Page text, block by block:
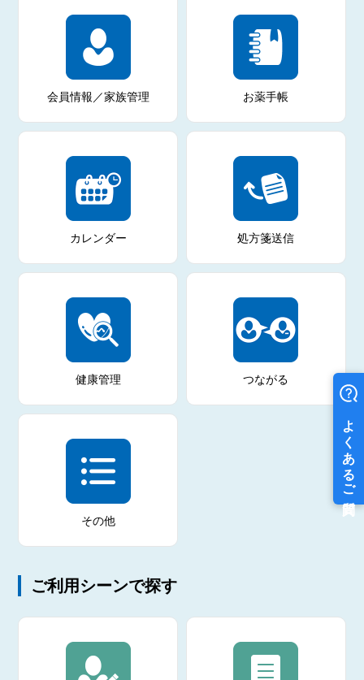
会員情報／家族管理 お薬手帳
カレンダー 処方箋送信
健康管理 つながる
その他
ご利用シーンで探す